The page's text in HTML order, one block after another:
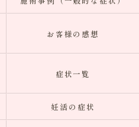
お客様の感想
症状一覧
妊活の症状